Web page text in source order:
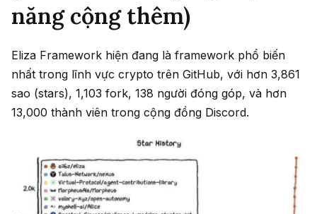
năng cộng thêm)
Eliza Framework hiện đang là framework phổ biến
nhất trong lĩnh vực crypto trên GitHub, với hơn 3,861
sao (stars), 1,103 fork, 138 người đóng góp, và hơn
13,000 thành viên trong cộng đồng Discord.